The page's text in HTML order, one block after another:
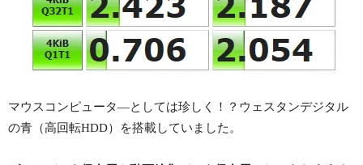
マウスコンピュータ―としては珍しく！？ウェスタンデジタル
の青（高回転HDD）を搭載していました。